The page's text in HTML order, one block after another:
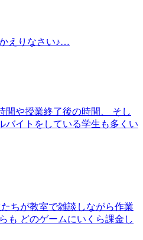
えりなさい♪…
間や授業終了後の時間、 そし
バイトをしている学生も多くい
ちが教室で雑談しながら作業
も どのゲームにいくら課金し